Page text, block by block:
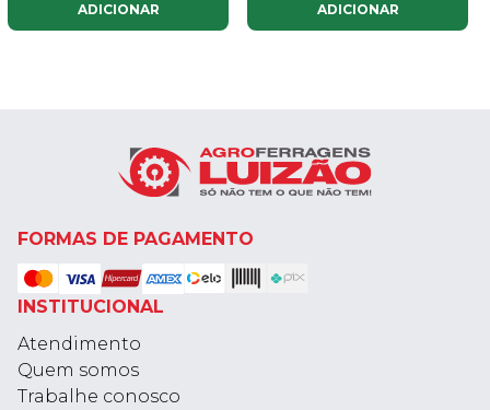
ADICIONAR ADICIONAR
FORMAS DE PAGAMENTO
INSTITUCIONAL
Atendimento
Quem somos
Trabalhe conosco